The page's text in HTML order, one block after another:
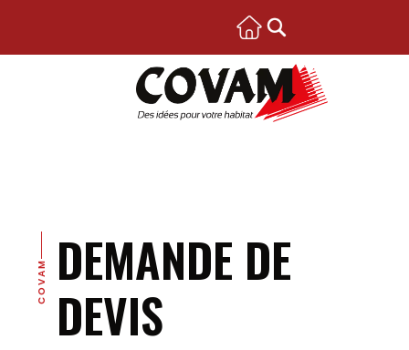
COVAM DEMANDE DE
DEVIS